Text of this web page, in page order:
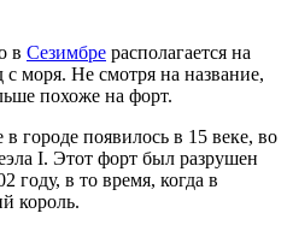
в Сезимбре располагается на
моря. Не смотря на название,
похоже на форт.
городе появилось в 15 веке, во
I. Этот форт был разрушен
году, в то время, когда в
король.